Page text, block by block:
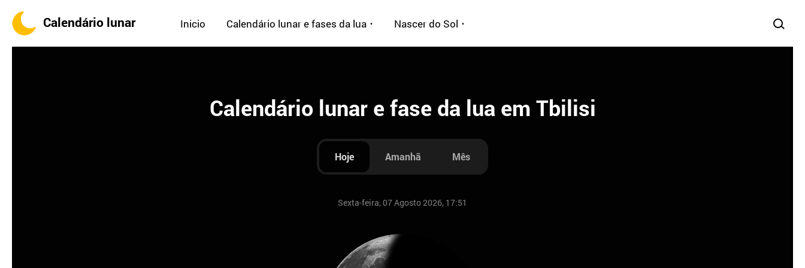
Calendário lunar Inicio Calendário lunar e fases da lua Nascer do Sol
Calendário lunar e fase da lua em Tbilisi
Hoje Amanhã Mês
Sexta-feira, 07 Agosto 2026, 17:51